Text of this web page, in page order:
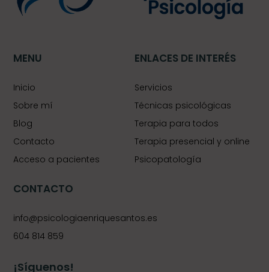
MENU
Inicio
Sobre mí
Blog
Contacto
Acceso a pacientes
ENLACES DE INTERÉS
Servicios
Técnicas psicológicas
Terapia para todos
Terapia presencial y online
Psicopatología
CONTACTO
info@psicologiaenriquesantos.es
604 814 859
¡Síguenos!